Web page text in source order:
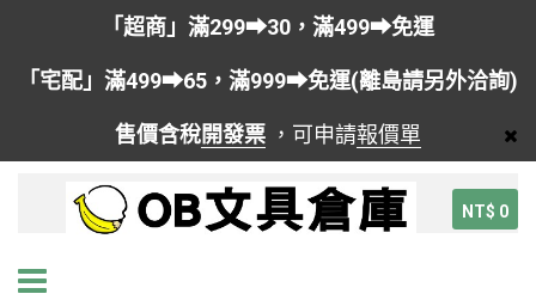
「超商」滿299➡30，滿499➡免運
「宅配」滿499➡65，滿999➡免運(離島請另外洽詢)
售價含稅開發票 ，可申請報價單
NT$ 0